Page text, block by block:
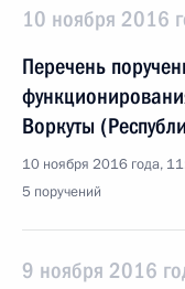
10 ноября 2016
Перечень
Воркуты
10 ноября 2016 года,
5 поручений
9 ноября 2016